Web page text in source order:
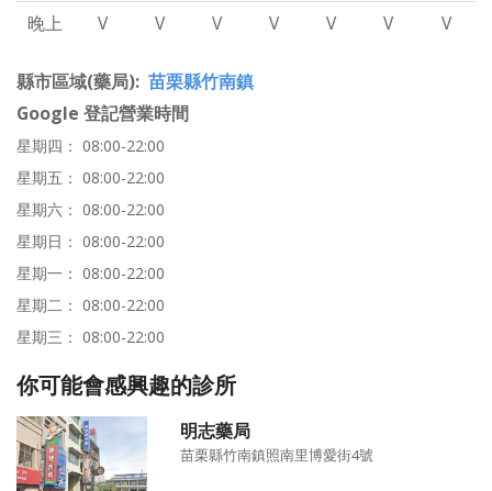
晚上
V V V V V V V
縣市區域(藥局) 苗栗縣竹南鎮
Google 登記營業時間
星期四： 08:00-22:00
星期五： 08:00-22:00
星期六： 08:00-22:00
星期日： 08:00-22:00
星期一： 08:00-22:00
星期二： 08:00-22:00
星期三： 08:00-22:00
你可能會感興趣的診所
明志藥局
苗栗縣竹南鎮照南里博愛街4號